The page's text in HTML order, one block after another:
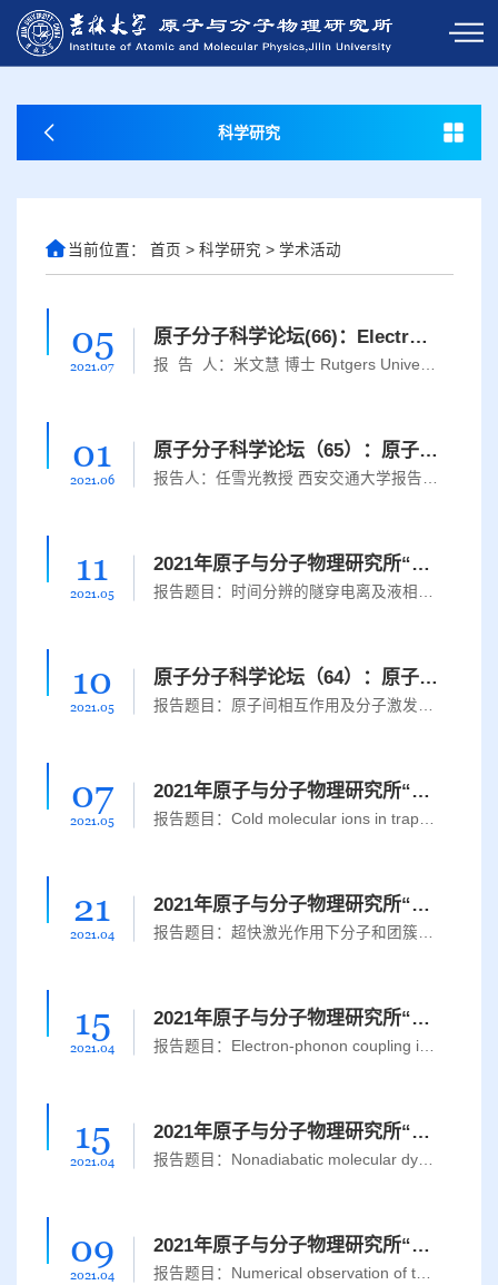
科学研究
当前位置： 首页 > 科学研究 > 学术活动
05
2021.07
原子分子科学论坛(66)：Electronic Structure Methods and Softwares Development for Largescale First-principle Simulations
报 告 人：米文慧 博士 Rutgers University报告人简介：米文慧，2016 年 6 月于吉林大学超硬材料国家重点实验室获得凝聚态物理理学博士学位，先后在美国 Duke Univesity， Rutgers University 做博士后研究工作。长期致力于发展第一性原理大尺度（百万原子量级）电子结构理论方法与相关计算软件，并取得了一系列标志性的成果。近五年以第一/通讯作者在 WIREs: Comput. Mol. Sci. , JPCL , JCTC, Phys. Rev. B ，Comput. Phys....
01
2021.06
原子分子科学论坛（65）：原子分子及团簇碰撞动力学实验研究
报告人：任雪光教授 西安交通大学报告摘要：电子与原子分子及团簇碰撞动力学的实验研究，一方面能够从动力学完全测量层面探索量子物理中最基本的多体相互作用，揭示物质的结构信息；另一方面，电子碰撞过程的研究为理解大气及环境物理、等离子体科学、核聚变、辐射医疗等领域中的物理机制和关键科学问题提供了基础。利用自主设计研制的多粒子符合成像谱仪（反应谱仪：Reaction Microscope, COLTRIMS）结合光阴极脉冲电子束、fs...
11
2021.05
2021年原子与分子物理研究所“现代原子分子物理前沿讲座”（2）
报告题目：时间分辨的隧穿电离及液相分子动力学报告人： 王春成 教授时间：2021年5月14日，上午09：00地点：生命科学楼504报告人简介：王春成教授主要从事阿秒及飞秒分辨的原子分子超快动力学研究，通过发展新的实验技术，对电子隧穿及其在分子超快结构成像中的应用等展开了系统的研究，并利用基于高次谐波产生的极紫外光源，研究了液体环境下分子的超快行为。近年来，先后建立了离子-电子符合测量实验平台、飞秒分辨的极紫外液...
10
2021.05
原子分子科学论坛（64）：原子间相互作用及分子激发态吸收谱理论研究
​报告题目：原子间相互作用及分子激发态吸收谱理论研究报告人：盛晓伟 副教授 安徽师范大学报告人简介：盛晓伟，2013年博士毕业于四川大学原子与分子物理研究所，曾在韩国浦项工科大学和荷兰自由大学进行访学，现为安徽师范大学副教授。主要从事原子分子间相互作用及其光谱等相关领域的研究工作，以第一/通讯作者身份在Phys. Rev. Lett., Phys. Rev. A, Phys. Rev. B, J. Phys. Chem. C等期刊发表研究论文30余篇。摘要：...
07
2021.05
2021年原子与分子物理研究所“吉大学子全球胜任力提升计划”系列讲座（10）
报告题目：Cold molecular ions in traps: methods and applications报告人：Prof. Dr. Stefan Willitsch报告时间：5月11日(周二),14：00报告地点：腾讯会议：https://meeting.tencent.com/s/dfdiK6pJmNXy 会议ID：960 848 000主办单位：原子与分子物理研究所报告人简介：Stefan Willitsch is the professor of Department of Chemistry at University of Basel. He obtained his doctorate from Department of Chemistry, ETH ...
21
2021.04
2021年原子与分子物理研究所“现代原子分子物理前沿讲座”（1）
​报告题目：超快激光作用下分子和团簇电离解离的研究进展报告人： 罗嗣佐 副教授时间：2021年4月25日，上午09：00地点：生命科学楼504报告人简介：罗嗣佐博士是吉林大学原子与分子物理研究所的副教授，主要从事超快强激光场下原子、分子与团簇的超快电子-核动力学研究。在实验仪器和研究方法的设计与建立方面具有丰富的经验和扎实的基础，自主设计开发了多套装置和实验技术，包括速度成像谱仪、荷电粒子及极紫外脉冲测量谱仪、...
15
2021.04
2021年原子与分子物理研究所“吉大学子全球胜任力提升计划”系列讲座（9）
​报告题目：Electron-phonon coupling in semiconductor nanostructures报告人：Professor Yong Zhang报告时间：4月21日(周二),8:30报告地点：腾讯会议： https://meeting.tencent.com/s/1a5EAzQGTuH4 会议ID：603 317 017主办单位：原子与分子物理研究所报告人简介：Yong Zhang is the Bissell Distinguished Professor at the University of North Carolina, Distinguished Professor of French nanoscience foundation, ...
15
2021.04
2021年原子与分子物理研究所“吉大学子全球胜任力提升计划”系列讲座（8）
报告题目：Nonadiabatic molecular dynamics within the time-dependent density functional theory报告人：Professor Chaoyuan Zhu报告时间：4月20日(周二),14:00 报告地点：腾讯会议; https://meeting.tencent.com/s/QPQQUIIdPs3K 会议 ID：556 780 407主办单位：原子与分子物理研究所报告人简介：Chaoyuan Zhu is professor of Department of Applied Chemistry at Chiao Tung University, Taiwan. He obtained his doct...
09
2021.04
2021年原子与分子物理研究所“吉大学子全球胜任力提升计划”系列讲座（7）
报告题目：Numerical observation of the rescattering wave-packet in laser-atom interactions报告人：Professor Xiao-Min Tong报告时间：4月14日(周三),14:00 报告地点：腾讯会议：https://meeting.tencent.com/s/qv4Oo4AgshWu 会议 ID: 463 251 660主办单位：原子与分子物理研究所报告人简介：Xiao-Min Tong is the associate professor at Center for Computational Sciences,University of Tsukuba, Japan. He was awar...